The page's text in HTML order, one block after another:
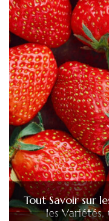
Tout Savoir sur
les Variétés,